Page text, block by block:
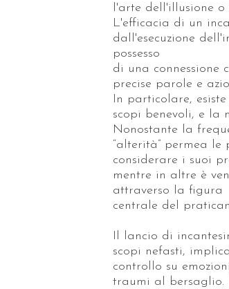
l'arte dell'illusione
L'efficacia di un
dall'esecuzione
possesso
di una connessione
precise parole e
In particolare,
scopi benevoli, e la
Nonostante la
“alterità” permea
considerare i suoi
mentre in altre è
attraverso la figura
centrale del
Il lancio di
scopi nefasti,
controllo su
traumi al bersaglio.